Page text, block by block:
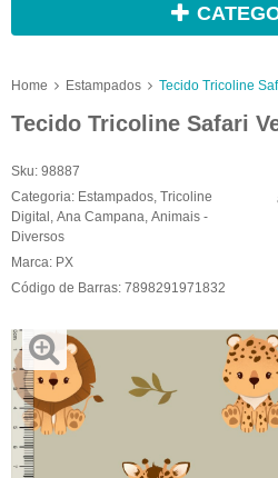
Home Estampados Tecido Tricoline
Tecido Tricoline Safari
Sku: 98887
Categoria: Estampados, Tricoline
Digital , Ana Campana, Animais -
Diversos
Marca: PX
Código de Barras: 7898291971832